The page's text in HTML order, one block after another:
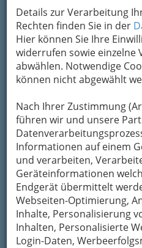
Details zur Verarbeitung
Rechten finden Sie in der
Hier können Sie Ihre
widerrufen sowie einzelne
abwählen. Notwendige
können nicht abgewählt
Nach Ihrer Zustimmung
führen wir und unsere
Informationen auf einem
und verarbeiten,
Geräteinformationen
Endgerät übermittelt
Webseiten-Optimierung,
Inhalte, Personalisierung
Inhalten, Personalisierte
Login-Daten,
Kontaktaufnahme
Um die Info-Graz
bewahren, verwenden
Übermittlung Ihrer
Formular. Ihre
Absenden
Unternehmen Acitvia
weitergeleitet.
Mein Name
Meine Email Adresse
Mein Betreff